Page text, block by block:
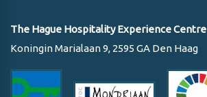
The Hague Hospitality Experience Centre
Koningin Marialaan 9, 2595 GA Den Haag